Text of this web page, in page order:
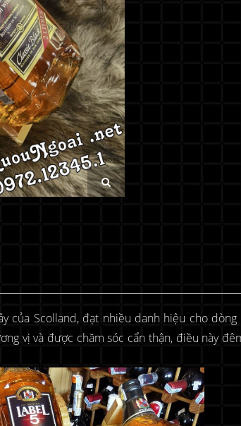
của Scolland, đạt nhiều danh hiệu cho dòng
vị và được chăm sóc cẩn thận, điều này